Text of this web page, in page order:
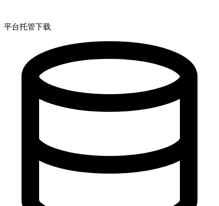
平台托管下载